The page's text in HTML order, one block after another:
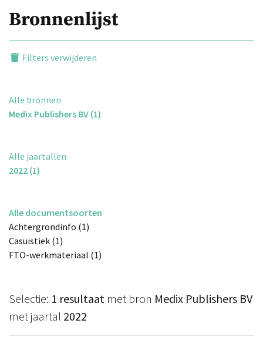
Bronnenlijst
Filters verwijderen
Alle bronnen
Medix Publishers BV (1)
Alle jaartallen
2022 (1)
Alle documentsoorten
Achtergrondinfo (1)
Casuïstiek (1)
FTO-werkmateriaal (1)
Selectie: 1 resultaat met bron Medix Publishers BV
met jaartal 2022